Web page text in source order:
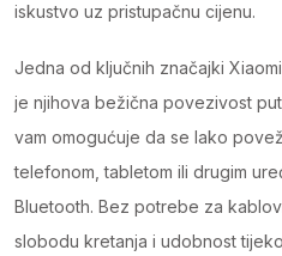
iskustvo uz pristupačnu cijenu.
Jedna od ključnih značajki
je njihova bežična povezivost
vam omogućuje da se lako
telefonom, tabletom ili drugim
Bluetooth. Bez potrebe za
slobodu kretanja i udobnost